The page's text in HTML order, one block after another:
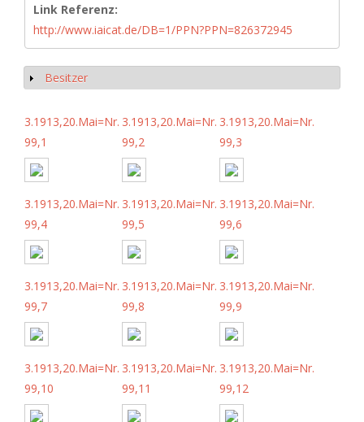
Link Referenz:
http://www.iaicat.de/DB=1/PPN?PPN=826372945
Show
Besitzer
3.1913,20.Mai=Nr.
99,1
3.1913,20.Mai=Nr.
99,2
3.1913,20.Mai=Nr.
99,3
3.1913,20.Mai=Nr.
99,4
3.1913,20.Mai=Nr.
99,5
3.1913,20.Mai=Nr.
99,6
3.1913,20.Mai=Nr.
99,7
3.1913,20.Mai=Nr.
99,8
3.1913,20.Mai=Nr.
99,9
3.1913,20.Mai=Nr.
99,10
3.1913,20.Mai=Nr.
99,11
3.1913,20.Mai=Nr.
99,12